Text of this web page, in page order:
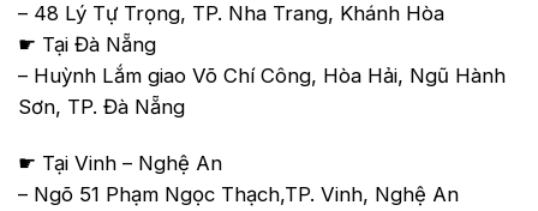
– 48 Lý Tự Trọng, TP. Nha Trang, Khánh Hòa
☛ Tại Đà Nẵng
– Huỳnh Lắm giao Võ Chí Công, Hòa Hải, Ngũ Hành
Sơn, TP. Đà Nẵng
☛ Tại Vinh – Nghệ An
– Ngõ 51 Phạm Ngọc Thạch,TP. Vinh, Nghệ An